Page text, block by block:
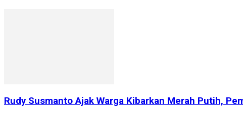
Rudy Susmanto Ajak Warga Kibarkan Merah Putih,